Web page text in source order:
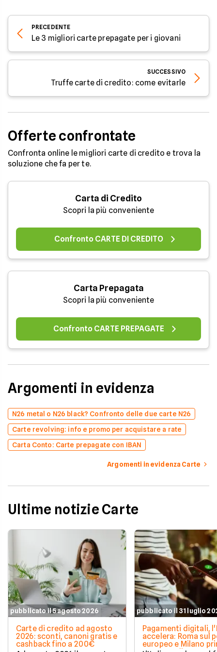
PRECEDENTE
Le 3 migliori carte prepagate per i giovani
SUCCESSIVO
Truffe carte di credito: come evitarle
Offerte confrontate
Confronta online le migliori carte di credito e trova la
soluzione che fa per te.
Carta di Credito
Scopri la più conveniente
Confronto CARTE DI CREDITO
Carta Prepagata
Scopri la più conveniente
Confronto CARTE PREPAGATE
Argomenti in evidenza
N26 metal o N26 black? Confronto delle due carte N26
Carte revolving: info e promo per acquistare a rate
Carta Conto: Carte prepagate con IBAN
Argomenti in evidenza Carte
Ultime notizie Carte
pubblicato il 5 agosto 2026
Carte di credito ad agosto
2026: sconti, canoni gratis e
cashback fino a 200€
pubblicato il 31 luglio
Pagamenti digitali,
accelera: Roma sul
europeo e Milano